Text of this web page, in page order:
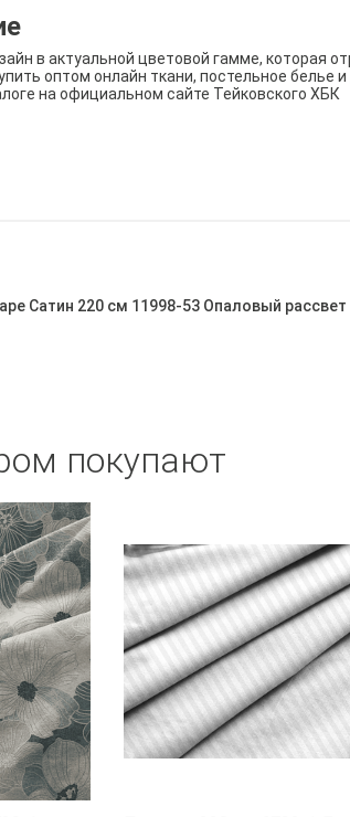
в актуальной цветовой гамме, которая
оптом онлайн ткани, постельное
на официальном сайте Тейковского ХБК
Сатин 220 см 11998-53 Опаловый рассвет
покупают